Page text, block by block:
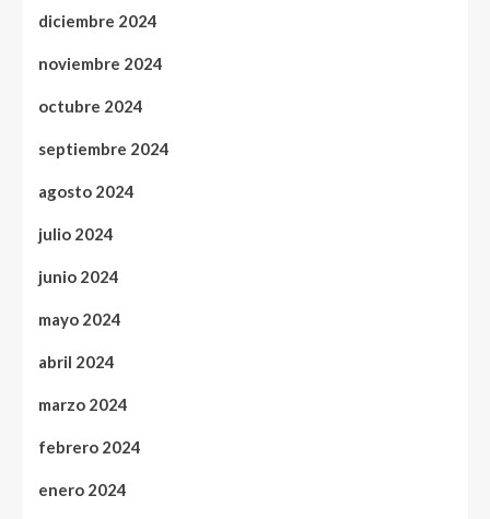
diciembre 2024
noviembre 2024
octubre 2024
septiembre 2024
agosto 2024
julio 2024
junio 2024
mayo 2024
abril 2024
marzo 2024
febrero 2024
enero 2024